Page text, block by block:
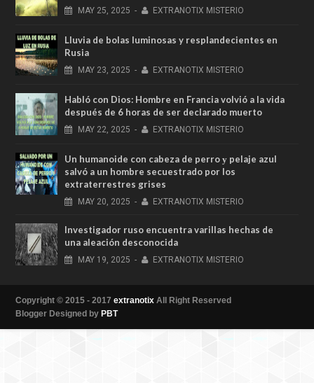
MAY 25, 2025 - EXTRANOTIX MISTERIO
Lluvia de bolas luminosas y resplandecientes en
Rusia
MAY 23, 2025 - EXTRANOTIX MISTERIO
Habló con Dios: Hombre en Francia volvió a la vida
después de 6 horas de ser declarado muerto
MAY 22, 2025 - EXTRANOTIX MISTERIO
Un humanoide con cabeza de perro у pelaje azul
salvó a un hombre secuestrado por los
extraterrestres grises
MAY 20, 2025 - EXTRANOTIX MISTERIO
Investigador ruso encuentra varillas hechas de
una aleación desconocida
MAY 19, 2025 - EXTRANOTIX MISTERIO
Copyright © 2015 - 2017 extranotix All Right Reserved
Blogger Designed by PBT